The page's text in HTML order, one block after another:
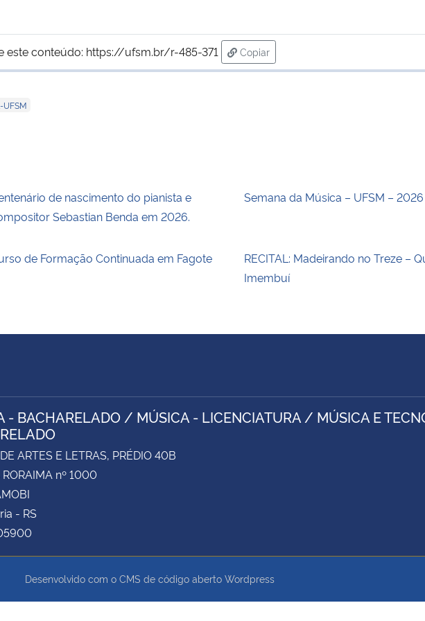
este conteúdo: https://ufsm.br/r-485-371
Copiar
para área de transferência
UFSM
de nascimento do pianista e
Sebastian Benda em 2026.
Semana da Música – UFSM – 2026
de Formação Continuada em Fagote
RECITAL: Madeirando no Treze –
Imembuí
- BACHARELADO / MÚSICA - LICENCIATURA / MÚSICA E
ARTES E LETRAS, PRÉDIO 40B
nº 1000
- RS
Desenvolvido com o CMS de código aberto Wordpress